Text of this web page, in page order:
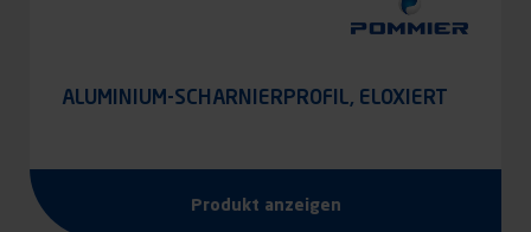
ALUMINIUM-SCHARNIERPROFIL, ELOXIERT
Produkt anzeigen